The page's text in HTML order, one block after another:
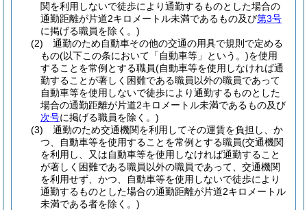
関を利用しないで徒歩により通勤するものとした場合の
通勤距離が片道2キロメートル未満であるもの及び第3号
に掲げる職員を除く。)
(2)
通勤のため自動車その他の交通の用具で規則で定める
もの(以下この条において「自動車等」という。)を使用
することを常例とする職員(自動車等を使用しなければ通
勤することが著しく困難である職員以外の職員であって
自動車等を使用しないで徒歩により通勤するものとした
場合の通勤距離が片道2キロメートル未満であるもの及び
次号に掲げる職員を除く。)
(3)
通勤のため交通機関を利用してその運賃を負担し、か
つ、自動車等を使用することを常例とする職員(交通機関
を利用し、又は自動車等を使用しなければ通勤すること
が著しく困難である職員以外の職員であって、交通機関
を利用せず、かつ、自動車等を使用しないで徒歩により
通勤するものとした場合の通勤距離が片道2キロメートル
未満である者を除く。)